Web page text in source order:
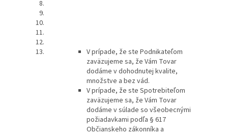
V prípade, že ste Podnikateľom
zaväzujeme sa, že Vám Tovar
dodáme v dohodnutej kvalite,
množstve a bez vád.
V prípade, že ste Spotrebiteľom
zaväzujeme sa, že Vám Tovar
dodáme v súlade so všeobecnými
požiadavkami podľa § 617
Občianskeho zákonníka a